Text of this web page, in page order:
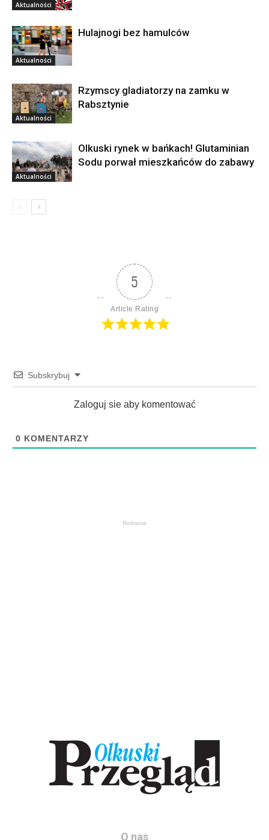
Aktualności
Aktualności
Hulajnogi bez hamulców
Aktualności
Rzymscy gladiatorzy na zamku w
Rabsztynie
Aktualności
Olkuski rynek w bańkach! Glutaminian
Sodu porwał mieszkańców do zabawy
5
Article Rating
Subskrybuj
Zaloguj sie aby komentować
0 KOMENTARZY
Reklama
O nas